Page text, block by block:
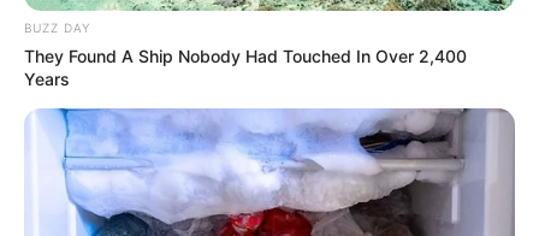
Jadi, sebenarnya sejarah rendang adalah sebuah teknik memasak,
dan bukan nama masakannya sendiri. Memang hidangan ini
menduduki kasta yang tertinggi di antara daftar hidangan khas
Minangkabau yang lain.
Selama proses memasak, ada nilai sikap kesabaran,
ketekunan, dan kebijaksanaan
BUZZ DAY
They Found A Ship Nobody Had Touched In Over 2,400
Years